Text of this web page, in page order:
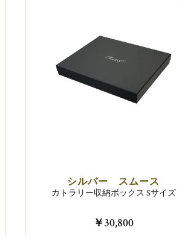
シルバー スムース
カトラリー収納ボックス Sサイズ
￥30,800